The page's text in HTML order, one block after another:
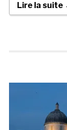
Lire la suite